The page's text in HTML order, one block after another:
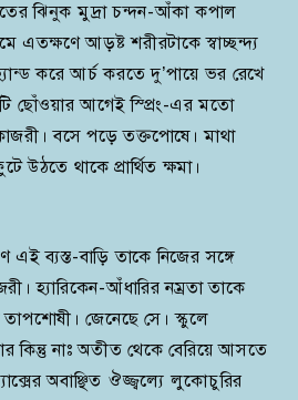
ঝিনুক মুদ্রা চন্দন-আঁকা কপাল
এতক্ষণে আড়ষ্ট শরীরটাকে স্বাচ্ছন্দ্য
করে আর্চ করতে দু’পায়ে ভর রেখে
ছোঁওয়ার আগেই স্প্রিং-এর মতো
বসে পড়ে তক্তপোষে। মাথা
উঠতে থাকে প্রার্থিত ক্ষমা।
এই ব্যস্ত-বাড়ি তাকে নিজের সঙ্গে
হ্যারিকেন-আঁধারির নম্রতা তাকে
জেনেছে সে। স্কুলে
কিন্তু নাঃ অতীত থেকে বেরিয়ে আসতে
অবাঞ্ছিত ঔজ্জ্বল্যে লুকোচুরির